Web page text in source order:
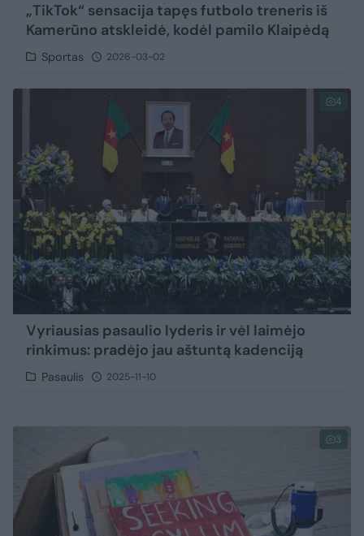
„TikTok“ sensacija tapęs futbolo treneris iš
Kamerūno atskleidė, kodėl pamilo Klaipėdą
Sportas 2026-03-02
4
Vyriausias pasaulio lyderis ir vėl laimėjo
rinkimus: pradėjo jau aštuntą kadenciją
Pasaulis 2025-11-10
3